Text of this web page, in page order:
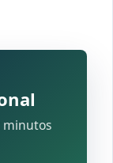
minutos